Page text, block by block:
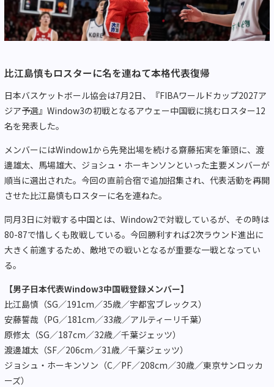
比江島慎もロスターに名を連ねて本格代表復帰
日本バスケットボール協会は7月2日、『FIBAワールドカップ2027ア
ジア予選』Window3の初戦となるアウェー中国戦に挑むロスター12
名を発表した。
メンバーにはWindow1から先発出場を続ける齋藤拓実を筆頭に、渡
邊雄太、馬場雄大、ジョシュ・ホーキンソンといった主要メンバーが
順当に選出された。今回の直前合宿で追加招集され、代表活動を再開
させた比江島慎もロスターに名を連ねた。
同月3日に対戦する中国とは、Window2で対戦しているが、その時は
80-87で惜しくも敗戦している。今回勝利すれば2次ラウンド進出に
大きく前進するため、敵地での戦いとなるが重要な一戦となってい
る。
【男子日本代表Window3中国戦登録メンバー】
比江島慎（SG／191cm／35歳／宇都宮ブレックス）
安藤誓哉（PG／181cm／33歳／アルティーリ千葉）
原修太（SG／187cm／32歳／千葉ジェッツ）
渡邊雄太（SF／206cm／31歳／千葉ジェッツ）
ジョシュ・ホーキンソン（C／PF／208cm／30歳／東京サンロッカ
ーズ）